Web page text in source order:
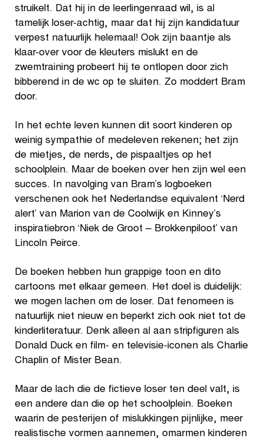
struikelt. Dat hij in de leerlingenraad wil, is al
tamelijk loser-achtig, maar dat hij zijn kandidatuur
verpest natuurlijk helemaal! Ook zijn baantje als
klaar-over voor de kleuters mislukt en de
zwemtraining probeert hij te ontlopen door zich
bibberend in de wc op te sluiten. Zo moddert Bram
door.
In het echte leven kunnen dit soort kinderen op
weinig sympathie of medeleven rekenen; het zijn
de mietjes, de nerds, de pispaaltjes op het
schoolplein. Maar de boeken over hen zijn wel een
succes. In navolging van Bram’s logboeken
verschenen ook het Nederlandse equivalent ‘Nerd
alert’ van Marion van de Coolwijk en Kinney’s
inspiratiebron ‘Niek de Groot – Brokkenpiloot’ van
Lincoln Peirce.
De boeken hebben hun grappige toon en dito
cartoons met elkaar gemeen. Het doel is duidelijk:
we mogen lachen om de loser. Dat fenomeen is
natuurlijk niet nieuw en beperkt zich ook niet tot de
kinderliteratuur. Denk alleen al aan stripfiguren als
Donald Duck en film- en televisie-iconen als Charlie
Chaplin of Mister Bean.
Maar de lach die de fictieve loser ten deel valt, is
een andere dan die op het schoolplein. Boeken
waarin de pesterijen of mislukkingen pijnlijke, meer
realistische vormen aannemen, omarmen kinderen